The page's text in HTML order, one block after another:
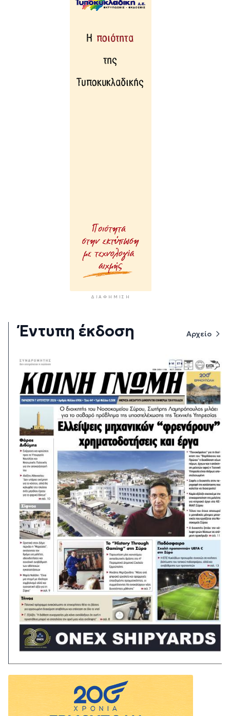
ΔΙΑΦΉΜΙΣΗ
Έντυπη έκδοση Αρχείο